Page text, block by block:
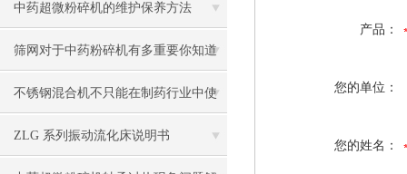
中药超微粉碎机的维护保养方法
筛网对于中药粉碎机有多重要你知道
吗？
不锈钢混合机不只能在制药行业中使
用
ZLG 系列振动流化床说明书
产品：
您的单位：
您的姓名：